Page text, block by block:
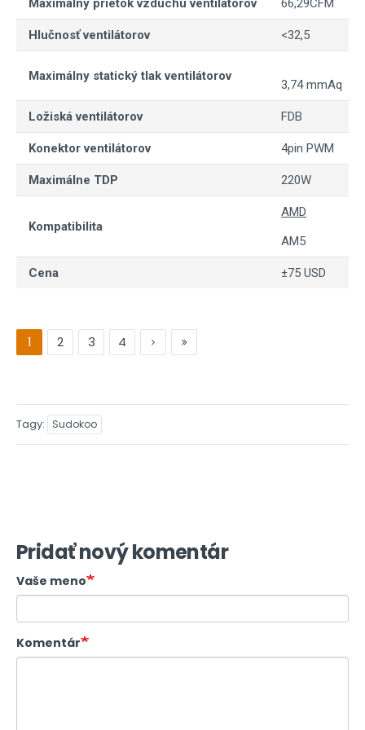
Maximálny prietok vzduchu ventilátorov 66,29CFM
Hlučnosť ventilátorov <32,5
Maximálny statický tlak ventilátorov
3,74 mmAq
Ložiská ventilátorov FDB
Konektor ventilátorov 4pin PWM
Maximálne TDP 220W
Kompatibilita
AMD
AM5
Cena ±75 USD
1 2 3 4
Tagy Sudokoo
Pridať nový komentár
Vaše meno
Komentár